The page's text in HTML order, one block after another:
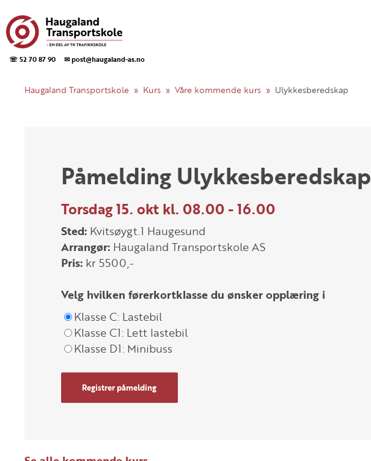
☏ 52 70 87 90 ✉ post@haugaland-as.no
Haugaland Transportskole Kurs Våre kommende kurs Ulykkesberedskap
Påmelding Ulykkesberedskap
Torsdag 15. okt kl. 08.00 - 16.00
Sted: Kvitsøygt.1 Haugesund
Arrangør: Haugaland Transportskole AS
Pris: kr 5500,-
Velg hvilken førerkortklasse du ønsker opplæring i
Klasse C: Lastebil
Klasse C1: Lett lastebil
Klasse D1: Minibuss
Registrer påmelding